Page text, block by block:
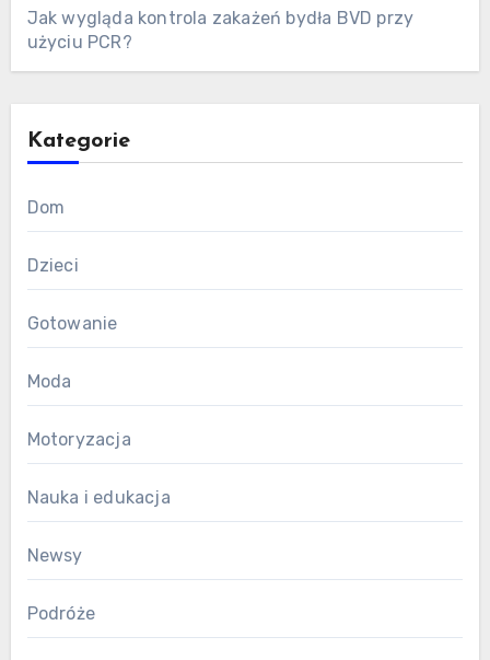
Jak wygląda kontrola zakażeń bydła BVD przy
użyciu PCR?
Kategorie
Dom
Dzieci
Gotowanie
Moda
Motoryzacja
Nauka i edukacja
Newsy
Podróże